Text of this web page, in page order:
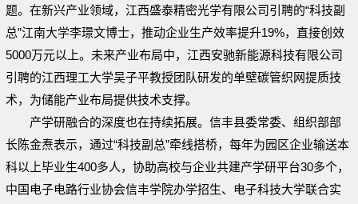
题。在新兴产业领域，江西盛泰精密光学有限公司引聘的“科技副
总”江南大学李璟文博士，推动企业生产效率提升19%，直接创效
5000万元以上。未来产业布局中，江西安驰新能源科技有限公司
引聘的江西理工大学吴子平教授团队研发的单壁碳管织网提质技
术，为储能产业布局提供技术支撑。
产学研融合的深度也在持续拓展。信丰县委常委、组织部部
长陈金焘表示，通过“科技副总”牵线搭桥，每年为园区企业输送本
科以上毕业生400多人，协助高校与企业共建产学研平台30多个，
中国电子电路行业协会信丰学院办学招生、电子科技大学联合实